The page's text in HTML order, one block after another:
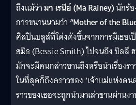
ถึงแม้ว่ามา เรนีย์ (Ma Rainey)นักร้
การขนานนามว่า “Mother of the
ศิลปินบลูส์ที่โด่งดังขึ้นจากการมีเธอ
สมิธ (Bessie Smith) ไปจนถึง บิลลี
มักจะมีคนกล่าวขานถึงหรือนำเรื่องร
ในที่สุดก็ถึงคราวของ ‘เจ้าแม่แห่งดน
ราวของเธอจะถูกนำมาเล่าขานผ่าน